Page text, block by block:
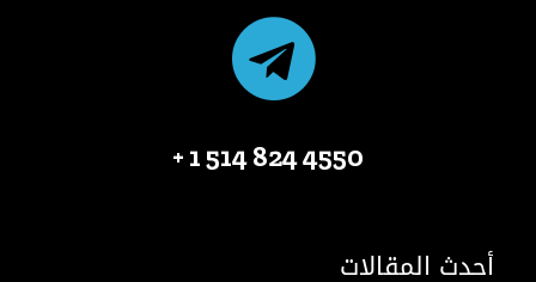
4550 824 514 1 +
أحدث المقالات